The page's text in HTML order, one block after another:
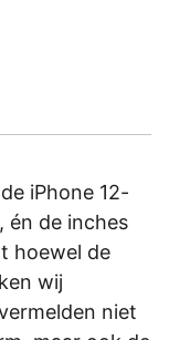
iPhone 12-
én de inches
hoewel de
wij
niet